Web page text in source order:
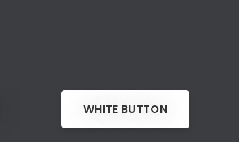
WHITE BUTTON